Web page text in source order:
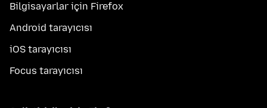
Bilgisayarlar için Firefox
Android tarayıcısı
iOS tarayıcısı
Focus tarayıcısı